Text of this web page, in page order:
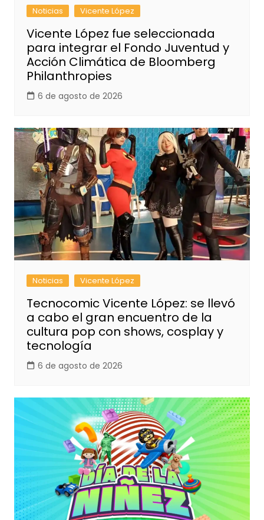
Noticias Vicente López
Vicente López fue seleccionada
para integrar el Fondo Juventud y
Acción Climática de Bloomberg
Philanthropies
6 de agosto de 2026
Noticias Vicente López
Tecnocomic Vicente López: se llevó
a cabo el gran encuentro de la
cultura pop con shows, cosplay y
tecnología
6 de agosto de 2026